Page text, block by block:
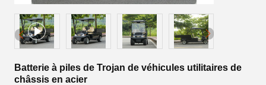
Batterie à piles de Trojan de véhicules utilitaires de
châssis en acier